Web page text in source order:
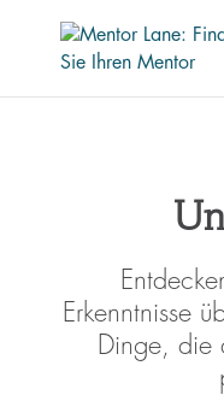
Erkenntnisse
Dinge, die